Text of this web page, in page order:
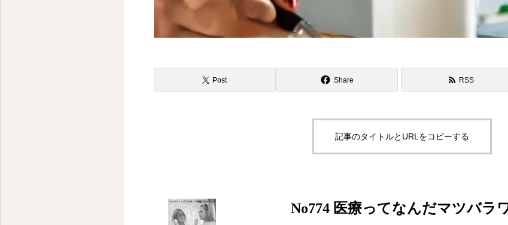
Post Share RSS
記事のタイトルとURLをコピーする
No774 医療ってなんだマツバラ